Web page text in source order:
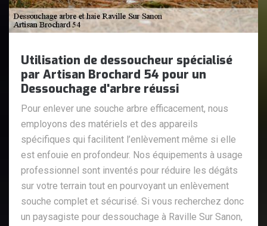
Utilisation de dessoucheur spécialisé
par Artisan Brochard 54 pour un
Dessouchage d'arbre réussi
Pour enlever une souche arbre efficacement, nous
employons des matériels et des appareils
spécifiques qui facilitent l’enlèvement même si elle
est enfouie en profondeur. Nos équipements à usage
professionnel sont inventés pour réduire les dégâts
sur votre terrain tout en pourvoyant un enlèvement
souche complet et sécurisé. Si vous recherchez donc
un paysagiste pour dessouchage à Raville Sur Sanon,